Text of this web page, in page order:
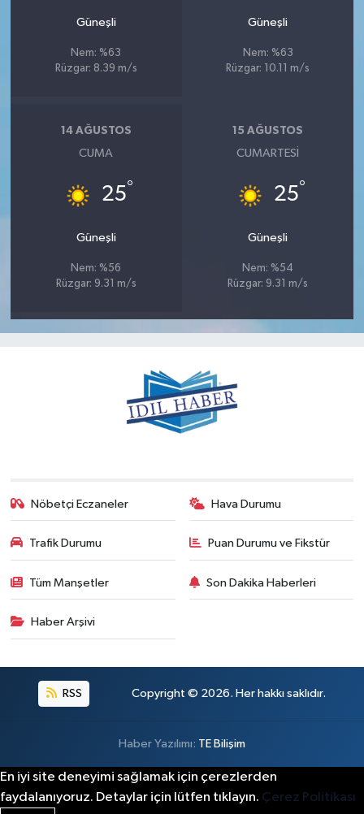
Güneşli
Nem: %63
Rüzgar: 8.39 m/s
Güneşli
Nem: %63
Rüzgar: 10.11 m/s
14 AĞUSTOS
CUMA
25°
Güneşli
Nem: %56
Rüzgar: 9.31 m/s
15 AĞUSTOS
CUMARTESI
25°
Güneşli
Nem: %54
Rüzgar: 9.31 m/s
Nöbetçi Eczaneler Hava Durumu
Trafik Durumu Puan Durumu ve Fikstür
Tüm Manşetler Son Dakika Haberleri
Haber Arşivi
RSS Copyright © 2026. Her hakkı saklıdır.
Haber Yazılımı: TE Bilişim
En iyi site deneyimi sağlamak için çerezlerden
faydalanıyoruz. Detaylar için lütfen tıklayın. Çerez Politikası